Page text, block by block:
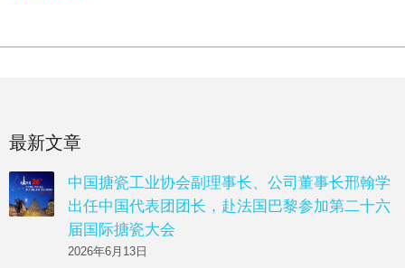
最新文章
中国搪瓷工业协会副理事长、公司董事长邢翰学
出任中国代表团团长，赴法国巴黎参加第二十六
届国际搪瓷大会
2026年6月13日